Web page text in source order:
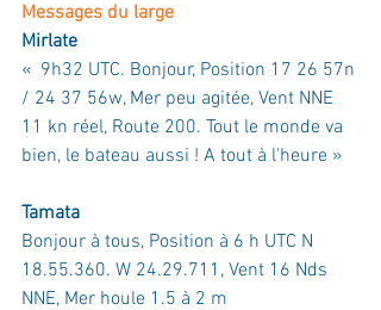
Messages du large
Mirlate
«  9h32 UTC. Bonjour, Position 17 26 57n
/ 24 37 56w, Mer peu agitée, Vent NNE
11 kn réel, Route 200. Tout le monde va
bien, le bateau aussi ! A tout à l'heure »
Tamata
Bonjour à tous, Position à 6 h UTC N
18.55.360. W 24.29.711, Vent 16 Nds
NNE, Mer houle 1.5 à 2 m